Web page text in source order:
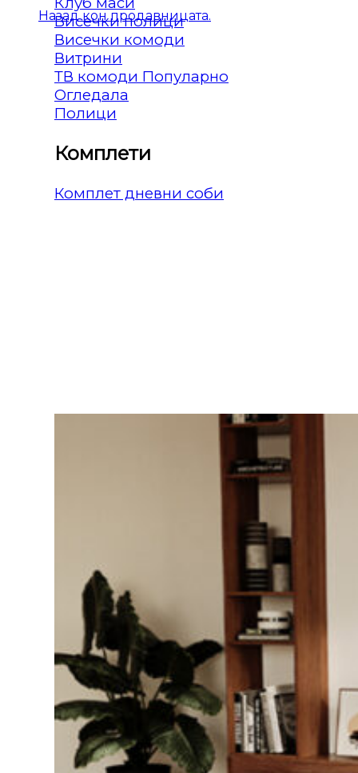
Назад кон продавницата.
Висечки полици
Висечки комоди
Витрини
ТВ комоди
Огледала
Полици
Комплети
Комплет дневни соби